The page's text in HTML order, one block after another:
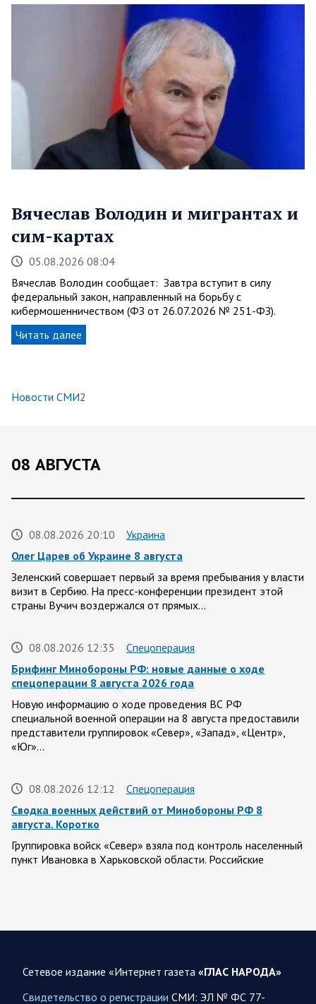
Вячеслав Володин и мигрантах и
сим-картах
05.08.2026 08:04
Вячеслав Володин сообщает: Завтра вступит в силу
федеральный закон, направленный на борьбу с
кибермошенничеством (ФЗ от 26.07.2026 № 251-ФЗ).
Читать далее
Новости СМИ2
08 АВГУСТА
08.08.2026 20:10
Украина
Олег Царев об Украине 8 августа
Зеленский совершает первый за время пребывания у власти
визит в Сербию. На пресс-конференции президент этой
страны Вучич воздержался от прямых…
08.08.2026 12:35
Спецоперация
Брифинг Минобороны РФ: новые данные о ходе
спецоперации 8 августа 2026 года
Новую информацию о ходе проведения ВС РФ
специальной военной операции на 8 августа предоставили
представители группировок «Север», «Запад», «Центр»,
«Юг»…
08.08.2026 12:12
Спецоперация
Сводка военных действий от Минобороны РФ 8
августа. Коротко
Группировка войск «Север» взяла под контроль населенный
пункт Ивановка в Харьковской области. Российские
Олег Царев сообщает: Мониторинг противника насчитал
якобы «сбиты/подавлены» – 135. В Киеве…
Сетевое издание «Интернет газета «ГЛАС НАРОДА»
Свидетельство о регистрации СМИ: ЭЛ № ФС 77-